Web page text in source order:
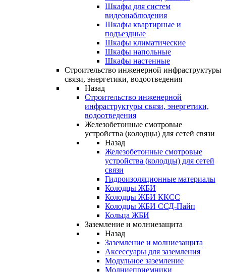
Шкафы для систем
видеонаблюдения
Шкафы квартирные и
подъездные
Шкафы климатические
Шкафы напольные
Шкафы настенные
Строительство инженерной инфраструктуры
связи, энергетики, водоотведения
Назад
Строительство инженерной
инфраструктуры связи, энергетики,
водоотведения
Железобетонные смотровые
устройства (колодцы) для сетей связи
Назад
Железобетонные смотровые
устройства (колодцы) для сетей
связи
Гидроизоляционные материалы
Колодцы ЖБИ
Колодцы ЖБИ ККСС
Колодцы ЖБИ ССД-Пайп
Кольца ЖБИ
Заземление и молниезащита
Назад
Заземление и молниезащита
Аксессуары для заземления
Модульное заземление
Молниеприемники